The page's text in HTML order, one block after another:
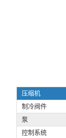
压缩机
制冷阀件
泵
控制系统